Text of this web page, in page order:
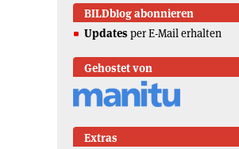
BILDblog abonnieren
Updates per E-Mail erhalten
Gehostet von
Extras